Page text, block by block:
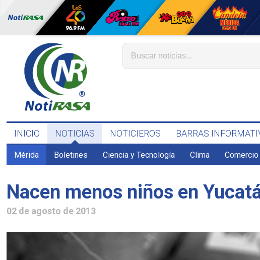
INICIO NOTICIAS NOTICIEROS BARRAS
Mérida Boletines Ciencia y Tecnología Clima
Nacen menos niños en
02 de agosto de 2013